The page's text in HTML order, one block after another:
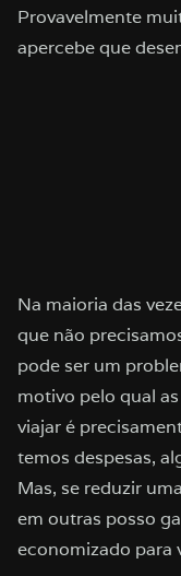
Provavelmente
apercebe que
Na maioria das
que não
pode ser um
motivo pelo qual
viajar é
temos despesas,
Mas, se reduzir
em outras posso
economizado para